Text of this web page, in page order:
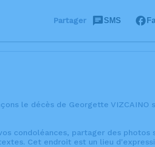
Partager SMS
le décès de Georgette VIZCAINO
condoléances, partager des photos
Cet endroit est un lieu